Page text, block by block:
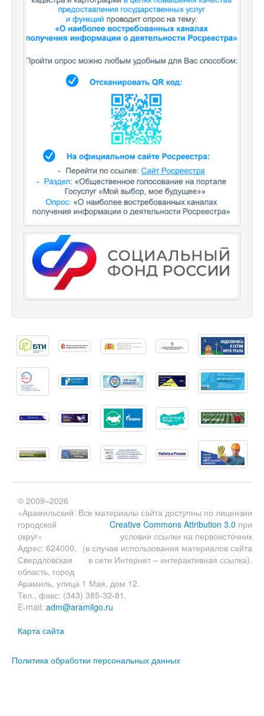
Все материалы сайта доступны по лицензии
Creative Commons Attribution 3.0 при
условии ссылки на первоисточник
(в случае использования материалов сайта
в сети Интернет – интерактивная ссылка).
© 2009–2026
«Арамильский
городской
округ»
Адрес: 624000,
Свердловская
область, город
Арамиль, улица 1 Мая, дом 12.
Тел., факс: (343) 385-32-81.
E-mail: adm@aramilgo.ru
Карта сайта
Политика обработки персональных данных